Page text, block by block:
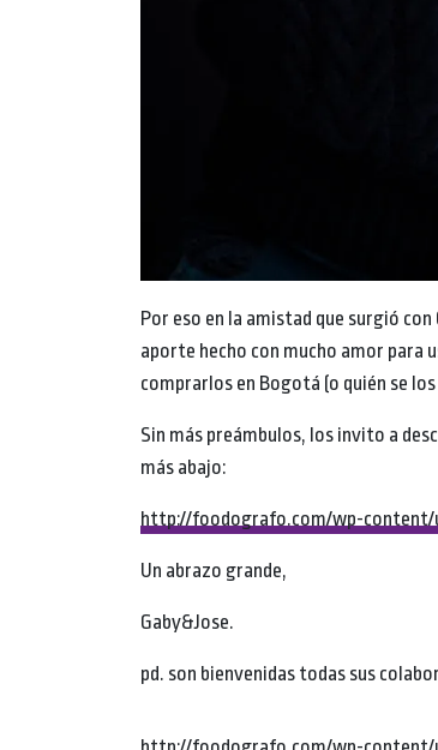
Por eso en la amistad que surgió
aporte hecho con mucho amor para
comprarlos en Bogotá (o quién se
Sin más preámbulos, los invito a
más abajo:
http://foodografo.com/wp-content/
Un abrazo grande,
Gaby&Jose.
pd. son bienvenidas todas sus